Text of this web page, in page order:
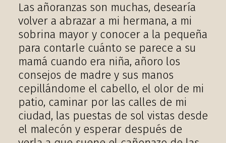
Las añoranzas son muchas, desearía
volver a abrazar a mi hermana, a mi
sobrina mayor y conocer a la pequeña
para contarle cuánto se parece a su
mamá cuando era niña, añoro los
consejos de madre y sus manos
cepillándome el cabello, el olor de mi
patio, caminar por las calles de mi
ciudad, las puestas de sol vistas desde
el malecón y esperar después de